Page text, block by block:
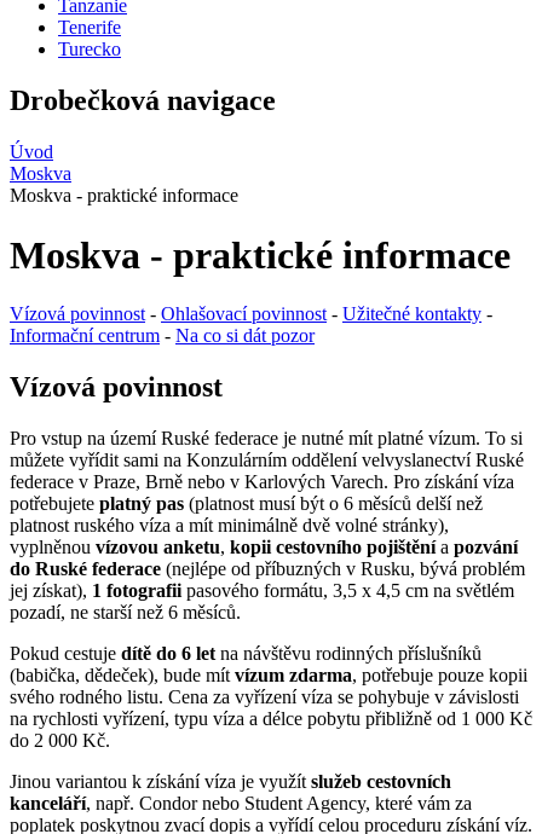
Tanzanie
Tenerife
Turecko
Drobečková navigace
Úvod
Moskva
Moskva - praktické informace
Moskva - praktické informace
Vízová povinnost - Ohlašovací povinnost - Užitečné kontakty -
Informační centrum - Na co si dát pozor
Vízová povinnost
Pro vstup na území Ruské federace je nutné mít platné vízum. To si
můžete vyřídit sami na Konzulárním oddělení velvyslanectví Ruské
federace v Praze, Brně nebo v Karlových Varech. Pro získání víza
potřebujete platný pas (platnost musí být o 6 měsíců delší než
platnost ruského víza a mít minimálně dvě volné stránky),
vyplněnou vízovou anketu, kopii cestovního pojištěnía pozvání
do Ruské federace (nejlépe od příbuzných v Rusku, bývá problém
jej získat), 1 fotografii pasového formátu, 3,5 x 4,5 cm na světlém
pozadí, ne starší než 6 měsíců.
Pokud cestuje dítě do 6 let na návštěvu rodinných příslušníků
(babička, dědeček), bude mít vízum zdarma, potřebuje pouze kopii
svého rodného listu. Cena za vyřízení víza se pohybuje v závislosti
na rychlosti vyřízení, typu víza a délce pobytu přibližně od 1 000 Kč
do 2 000 Kč.
Jinou variantou k získání víza je využít služeb cestovních
kanceláří, např. Condor nebo Student Agency, které vám za
poplatek poskytnou zvací dopis a vyřídí celou proceduru získání víz.